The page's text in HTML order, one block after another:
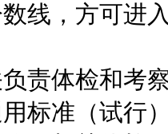
线，方可进
体检和考察
标准（试行